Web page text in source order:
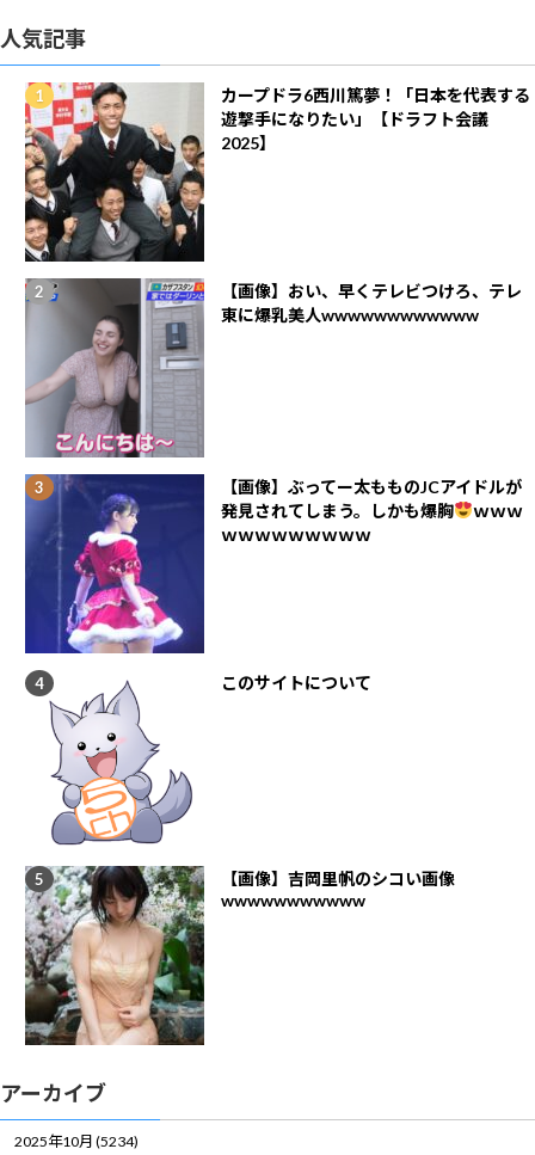
人気記事
カープドラ6西川篤夢！「日本を代表する
遊撃手になりたい」【ドラフト会議
2025】
【画像】おい、早くテレビつけろ、テレ
東に爆乳美人wwwwwwwwwwww
【画像】ぶってー太もものJCアイドルが
発見されてしまう。しかも爆胸
ｗｗｗ
ｗｗｗｗｗｗｗｗｗ
このサイトについて
【画像】吉岡里帆のシコい画像
wwwwwwwwwww
アーカイブ
2025年10月 (5234)